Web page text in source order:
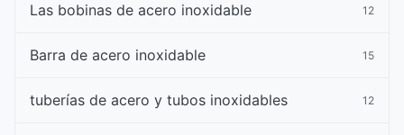
Las bobinas de acero inoxidable 12
Barra de acero inoxidable 15
tuberías de acero y tubos inoxidables 12